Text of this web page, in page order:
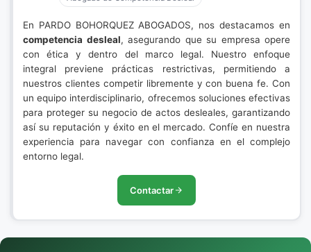
En PARDO BOHORQUEZ ABOGADOS, nos destacamos en
competencia desleal, asegurando que su empresa opere
con ética y dentro del marco legal. Nuestro enfoque
integral previene prácticas restrictivas, permitiendo a
nuestros clientes competir libremente y con buena fe. Con
un equipo interdisciplinario, ofrecemos soluciones efectivas
para proteger su negocio de actos desleales, garantizando
así su reputación y éxito en el mercado. Confíe en nuestra
experiencia para navegar con confianza en el complejo
entorno legal.
Contactar